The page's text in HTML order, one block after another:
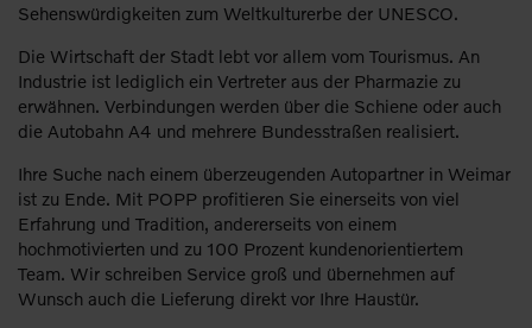
Sehenswürdigkeiten zum Weltkulturerbe der UNESCO.
Die Wirtschaft der Stadt lebt vor allem vom Tourismus. An
Industrie ist lediglich ein Vertreter aus der Pharmazie zu
erwähnen. Verbindungen werden über die Schiene oder auch
die Autobahn A4 und mehrere Bundesstraßen realisiert.
Ihre Suche nach einem überzeugenden Autopartner in Weimar
ist zu Ende. Mit POPP profitieren Sie einerseits von viel
Erfahrung und Tradition, andererseits von einem
hochmotivierten und zu 100 Prozent kundenorientiertem
Team. Wir schreiben Service groß und übernehmen auf
Wunsch auch die Lieferung direkt vor Ihre Haustür.